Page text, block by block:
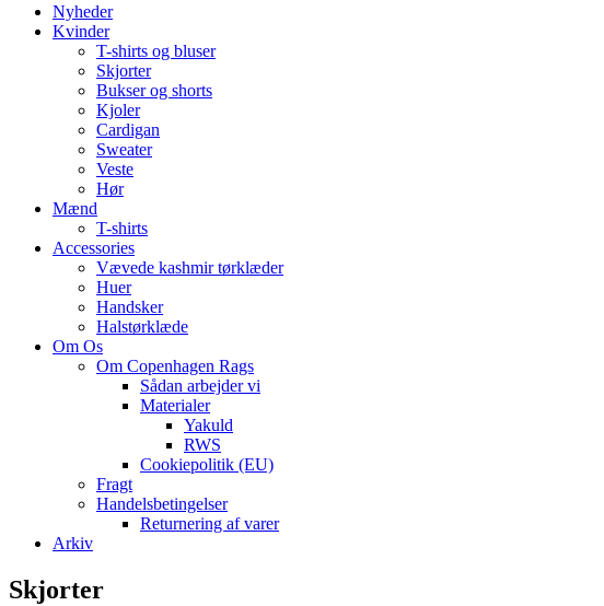
Nyheder
Kvinder
T-shirts og bluser
Skjorter
Bukser og shorts
Kjoler
Cardigan
Sweater
Veste
Hør
Mænd
T-shirts
Accessories
Vævede kashmir tørklæder
Huer
Handsker
Halstørklæde
Om Os
Om Copenhagen Rags
Sådan arbejder vi
Materialer
Yakuld
RWS
Cookiepolitik (EU)
Fragt
Handelsbetingelser
Returnering af varer
Arkiv
Skjorter